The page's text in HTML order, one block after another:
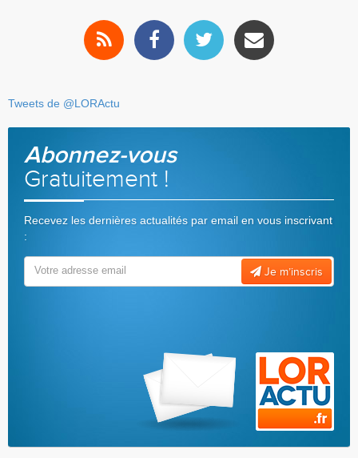
Tweets de @LORActu
Abonnez-vous
Gratuitement !
Recevez les dernières actualités par email en vous inscrivant
:
Je m’inscris